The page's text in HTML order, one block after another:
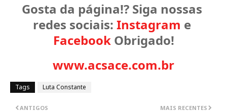
Gosta da página!? Siga nossas
redes sociais: Instagram
Facebook Obrigado!
www.acsace.com.br
Tags Luta Constante
MAIS RECENTES
ANTIGOS